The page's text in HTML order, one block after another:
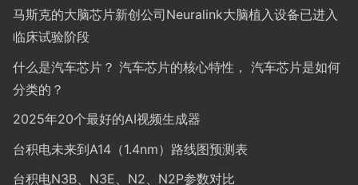
马斯克的大脑芯片新创公司Neuralink大脑植入设备已进入
临床试验阶段
什么是汽车芯片？ 汽车芯片的核心特性， 汽车芯片是如何
分类的？
2025年20个最好的AI视频生成器
台积电未来到A14（1.4nm）路线图预测表
台积电N3B、N3E、N2、N2P参数对比